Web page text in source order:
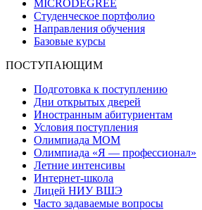
MICRODEGREE
Студенческое портфолио
Направления обучения
Базовые курсы
ПОСТУПАЮЩИМ
Подготовка к поступлению
Дни открытых дверей
Иностранным абитуриентам
Условия поступления
Олимпиада МОМ
Олимпиада «Я — профессионал»
Летние интенсивы
Интернет-школа
Лицей НИУ ВШЭ
Часто задаваемые вопросы